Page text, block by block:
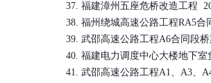
37. 福建漳州五座危桥改造工程
38. 福州绕城高速公路工程RA5合
39. 武邵高速公路工程A6合同段
40. 福建电力调度中心大楼地下室
41. 武邵高速公路工程A1、 A3、